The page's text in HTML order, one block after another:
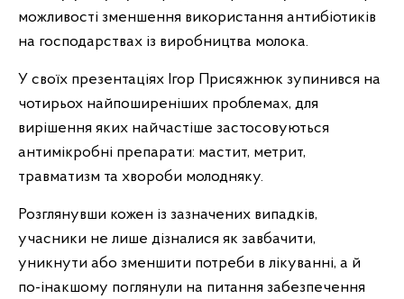
можливості зменшення використання антибіотиків
на господарствах із виробництва молока.
У своїх презентаціях Ігор Присяжнюк зупинився на
чотирьох найпоширеніших проблемах, для
вирішення яких найчастіше застосовуються
антимікробні препарати: мастит, метрит,
травматизм та хвороби молодняку.
Розглянувши кожен із зазначених випадків,
учасники не лише дізналися як завбачити,
уникнути або зменшити потреби в лікуванні, а й
по-інакшому поглянули на питання забезпечення